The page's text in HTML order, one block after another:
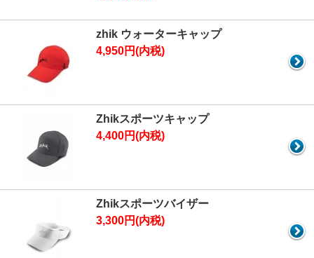
zhik ウォーターキャップ
4,950円(内税)
Zhikスポーツキャップ
4,400円(内税)
Zhikスポーツバイザー
3,300円(内税)